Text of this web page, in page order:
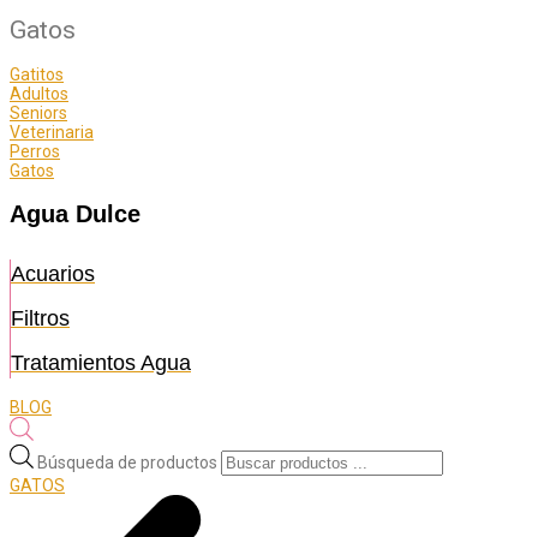
Gatos
Gatitos
Adultos
Seniors
Veterinaria
Perros
Gatos
Agua Dulce
Acuarios
Filtros
Tratamientos Agua
BLOG
Búsqueda de productos
GATOS